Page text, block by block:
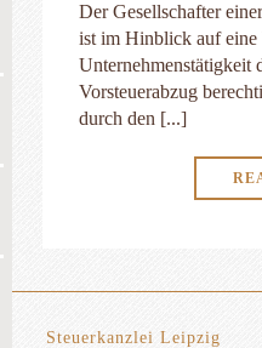
Der Gesellschafter
ist im Hinblick auf eine
Unternehmenstätigkeit
Vorsteuerabzug
durch den [...]
Steuerkanzlei Leipzig